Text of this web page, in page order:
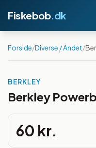
Fiskebob.dk
Forside/Diverse / Andet/
BERKLEY
Berkley
60 kr.